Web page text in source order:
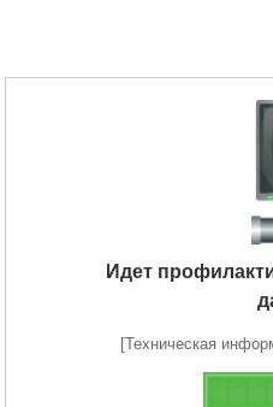
Идет
[Техническая